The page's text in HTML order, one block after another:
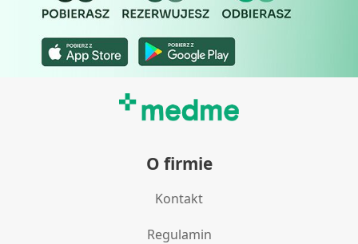
O firmie
Kontakt
Regulamin